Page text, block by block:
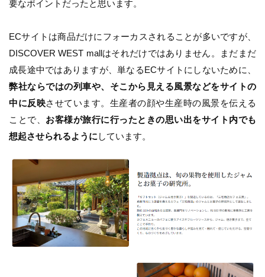
要なポイントだったと思います。
ECサイトは商品だけにフォーカスされることが多いですが、
DISCOVER WEST mallはそれだけではありません。まだまだ
成長途中ではありますが、単なるECサイトにしないために、
弊社ならではの列車や、そこから見える風景などをサイトの
中に反映させています。生産者の顔や生産時の風景を伝える
ことで、 お客様が旅行に行ったときの思い出をサイト内でも
想起させられるように しています。